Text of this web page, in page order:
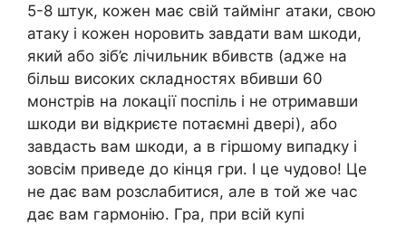
5-8 штук, кожен має свій таймінг атаки, свою
атаку і кожен норовить завдати вам шкоди,
який або зіб’є лічильник вбивств (адже на
більш високих складностях вбивши 60
монстрів на локації поспіль і не отримавши
шкоди ви відкриєте потаємні двері), або
завдасть вам шкоди, а в гіршому випадку і
зовсім приведе до кінця гри. І це чудово! Це
не дає вам розслабитися, але в той же час
дає вам гармонію. Гра, при всій купі